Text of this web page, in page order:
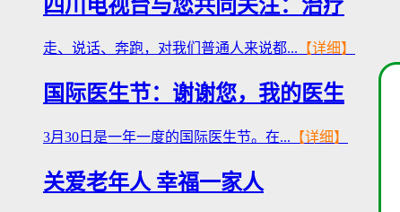
四川电视台与您共同关注：治疗
走、说话、奔跑，对我们普通人来说都... 【详细】
国际医生节：谢谢您，我的医生
3月30日是一年一度的国际医生节。在... 【详细】
关爱老年人 幸福一家人